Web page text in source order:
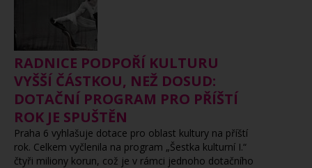
RADNICE PODPOŘÍ KULTURU
VYŠŠÍ ČÁSTKOU, NEŽ DOSUD:
DOTAČNÍ PROGRAM PRO PŘÍŠTÍ
ROK JE SPUŠTĚN
Praha 6 vyhlašuje dotace pro oblast kultury na příští
rok. Celkem vyčlenila na program „Šestka kulturní I.“
čtyři miliony korun, což je v rámci jednoho dotačního